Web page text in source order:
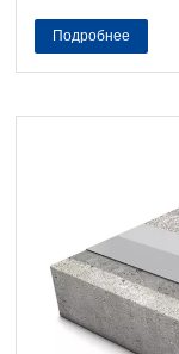
Подробнее